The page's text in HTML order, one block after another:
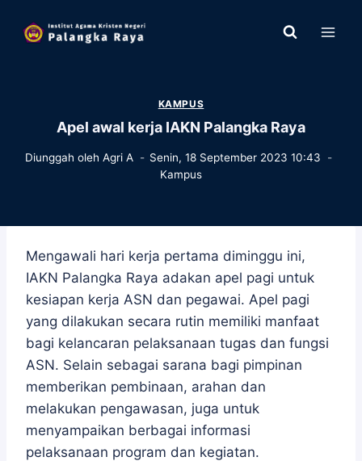
KAMPUS
Apel awal kerja IAKN Palangka Raya
Diunggah oleh Agri A
Senin, 18 September 2023 10:43
Kampus
Mengawali hari kerja pertama diminggu ini,
IAKN Palangka Raya adakan apel pagi untuk
kesiapan kerja ASN dan pegawai. Apel pagi
yang dilakukan secara rutin memiliki manfaat
bagi kelancaran pelaksanaan tugas dan fungsi
ASN. Selain sebagai sarana bagi pimpinan
memberikan pembinaan, arahan dan
melakukan pengawasan, juga untuk
menyampaikan berbagai informasi
pelaksanaan program dan kegiatan.